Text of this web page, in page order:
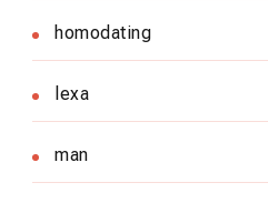
homodating
lexa
man